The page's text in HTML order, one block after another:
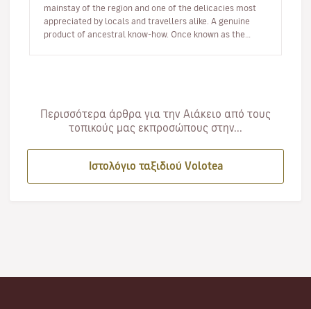
mainstay of the region and one of the delicacies most
appreciated by locals and travellers alike. A genuine
product of ancestral know-how. Once known as the
Περισσότερα άρθρα για την Αιάκειο από τους
τοπικούς μας εκπροσώπους στην...
Ιστολόγιο ταξιδιού Volotea